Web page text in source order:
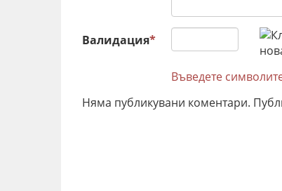
Валидация*
Въведете
Няма публикувани коментари.